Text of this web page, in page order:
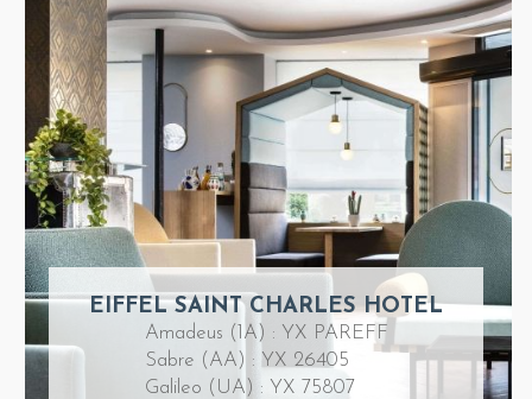
EIFFEL SAINT CHARLES HOTEL
Amadeus (1A) : YX PAREFF
Sabre (AA) : YX 26405
Galileo (UA) : YX 75807